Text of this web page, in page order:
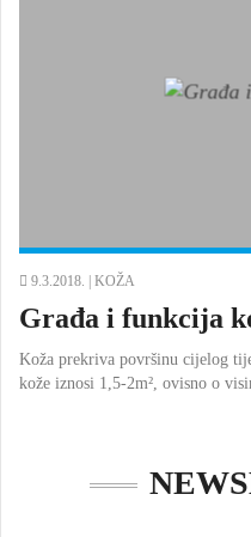
9.3.2018. | KOŽA
Građa i funkcija
Koža prekriva površinu cijelog
kože iznosi 1,5-2m², ovisno o